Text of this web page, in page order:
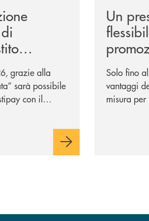
in due
grazie alla
sarà possibile
con il
Un
Volte
Solo fino
vantaggi
misura per